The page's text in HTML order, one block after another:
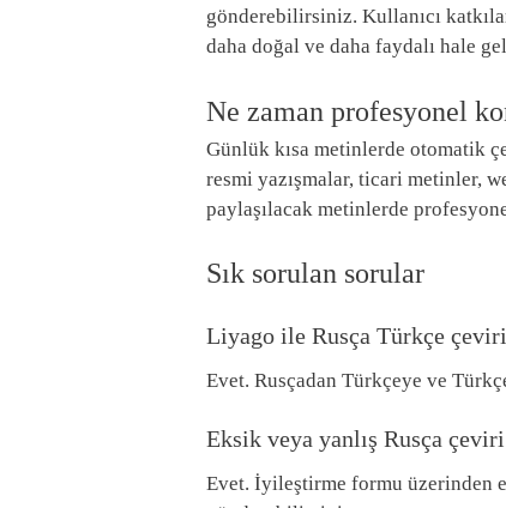
gönderebilirsiniz. Kullanıcı
daha doğal ve daha faydalı hale
Ne zaman profesyonel
Günlük kısa metinlerde otomatik
resmi yazışmalar, ticari metinler,
paylaşılacak metinlerde
Sık sorulan sorular
Liyago ile Rusça Türkçe
Evet. Rusçadan Türkçeye ve
Eksik veya yanlış Rusça
Evet. İyileştirme formu üzerinden